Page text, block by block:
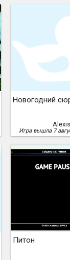
Новогодний
Игра вышла 7
Питон